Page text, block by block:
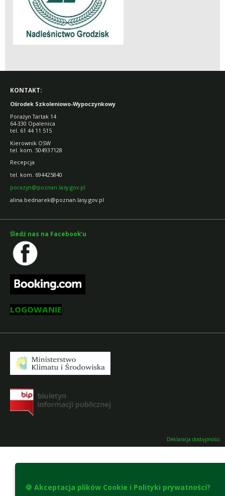
KONTAKT:
Ośrodek Szkoleniowo-Wypoczynkowy
Porażyn Tartak 14
64-330 Opalenica
tel. 61 44 11 515
Kierownik OSW
tel. kom. 504937128
Recepcja
tel. kom. 694425840
porazyn@poznan.lasy.gov.pl
alina.bednarek@poznan.lasy.gov.pl
Śledź nas na Facebook'u
LOGOWANIE
Deklaracja dostępności
🍪 Akceptacja plików Cookie i Polityki prywatności?